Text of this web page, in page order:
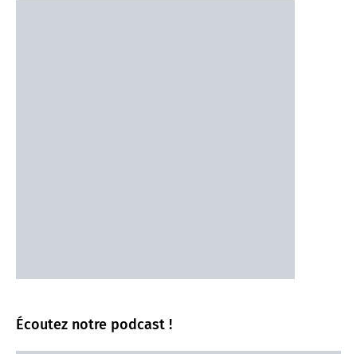
Écoutez notre podcast !